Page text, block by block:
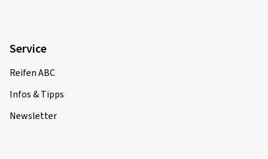
Service
Reifen ABC
Infos & Tipps
Newsletter